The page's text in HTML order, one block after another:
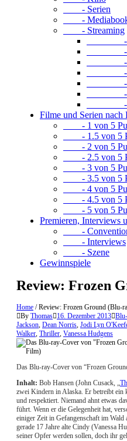
- Serien
-
- Streaming
-
-
-
-
-
-
-
Filme und Serien nach
- 1 von 5
- 1.5 von 5
- 2 von 5
- 2.5 von 5
- 3 von 5
- 3.5 von 5
- 4 von 5
- 4.5 von 5
- 5 von 5
Premieren, Interviews
-
- Interviews
- Szene
Gewinnspiele
Review: Frozen
Home /Review: Frozen Ground (Blu-
By Thomas 16. Dezember 2013
Jackson, Dean Norris, Jodi Lyn
Walker, Thriller, Vanessa Hudgens
Das Blu-ray-Cover von “Frozen
Inhalt: Bob Hansen (John Cusack, „
zwei Kindern in Alaska. Er betreibt ein
und respektiert. Niemand ahnt etwas
führt. Wenn er die Gelegenheit hat,
einiger Zeit in Gefangenschaft im Wald
gerade 17 Jahre alte Cindy (Vanessa
seiner Opfer werden sollen, doch ihr